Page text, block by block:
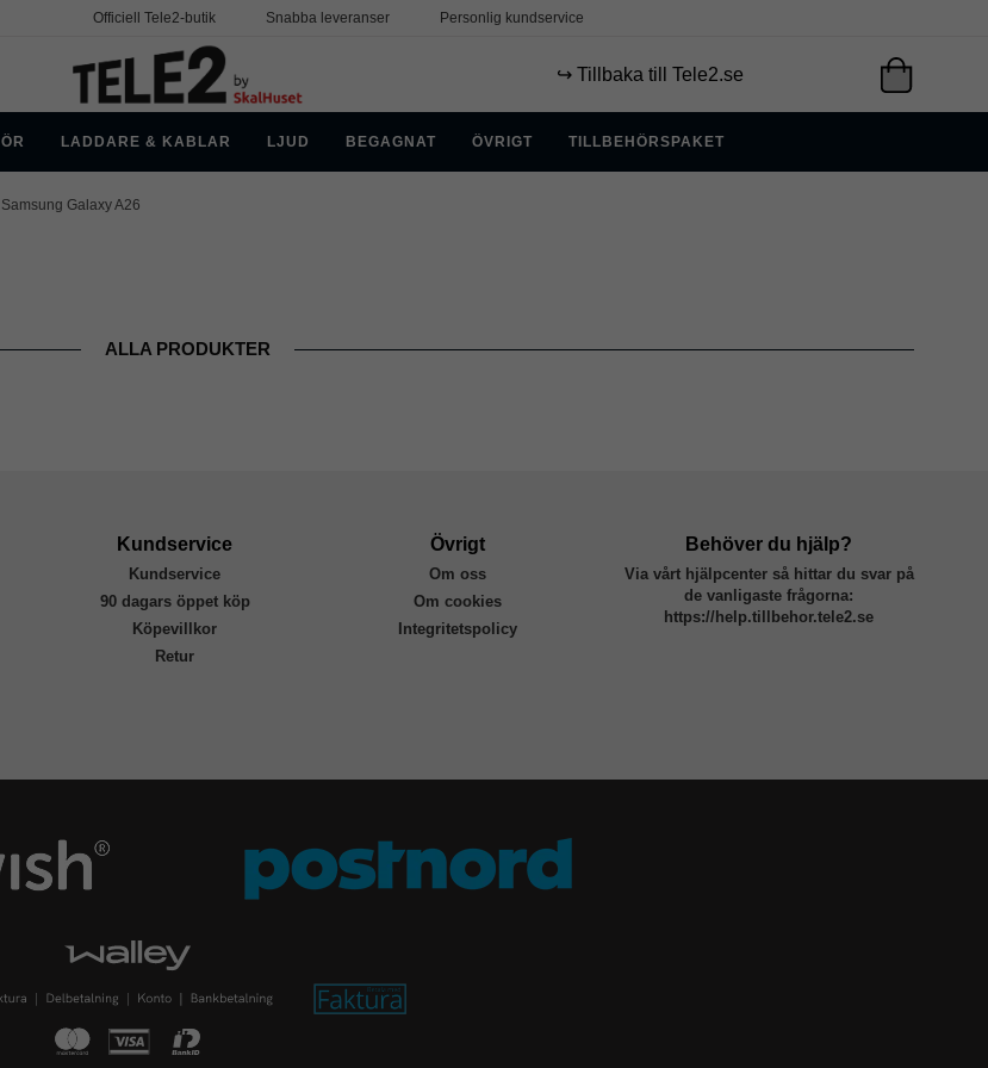
Officiell Tele2-butik Snabba leveranser Personlig kundservice
↪️ Tillbaka till Tele2.se
LADDARE & KABLAR LJUD BEGAGNAT ÖVRIGT TILLBEHÖRSPAKET
Galaxy A26
ALLA PRODUKTER
Kundservice
Kundservice
90 dagars öppet köp
Köpevillkor
Retur
Övrigt
Om oss
Om cookies
Integritetspolicy
Behöver du hjälp?
Via vårt hjälpcenter så hittar du svar på
de vanligaste frågorna:
https://help.tillbehor.tele2.se